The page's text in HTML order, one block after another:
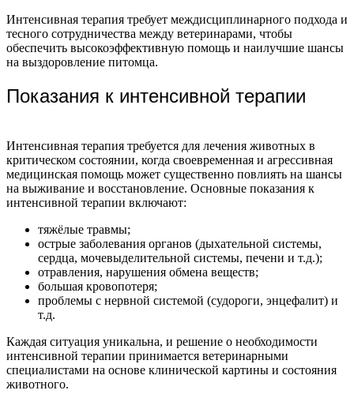
Интенсивная терапия требует междисциплинарного подхода и
тесного сотрудничества между ветеринарами, чтобы
обеспечить высокоэффективную помощь и наилучшие шансы
на выздоровление питомца.
Показания к интенсивной терапии
Интенсивная терапия требуется для лечения животных в
критическом состоянии, когда своевременная и агрессивная
медицинская помощь может существенно повлиять на шансы
на выживание и восстановление. Основные показания к
интенсивной терапии включают:
тяжёлые травмы;
острые заболевания органов (дыхательной системы,
сердца, мочевыделительной системы, печени и т.д.);
отравления, нарушения обмена веществ;
большая кровопотеря;
проблемы с нервной системой (судороги, энцефалит) и
т.д.
Каждая ситуация уникальна, и решение о необходимости
интенсивной терапии принимается ветеринарными
специалистами на основе клинической картины и состояния
животного.